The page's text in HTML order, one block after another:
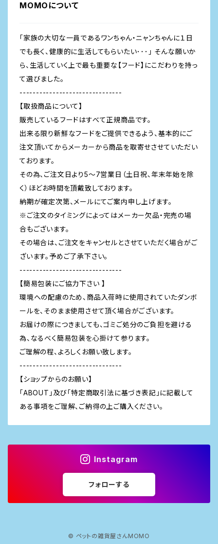
MOMOについて
「家族の大切な一員であるワンちゃん・ニャンちゃんに１日
でも長く、健康的に生活してもらいたい･･･」 そんな願いか
ら、生活していく上で最も重要な【フード】にこだわりを持っ
て選びました。
-------------------------------
【取扱商品について】
販売しているフードはすべて正規商品です。
出来る限り新鮮なフードをご提供できるよう、基本的にご
注文頂いてからメーカーから商品を取寄せさせていただい
ております。
その為、ご注文日より5～7営業日（土日祝、年末年始を除
く）ほどお時間を頂戴致しております。
納期が確定次第、メールにてご案内申し上げます。
※ご注文のタイミングによってはメーカー欠品・完売の場
合もございます。
その場合は、ご注文をキャンセルとさせていただく場合がご
ざいます。予めご了承下さい。
-------------------------------
【簡易包装にご協力下さい 】
環境への配慮のため、商品入荷時に使用されていたダンボ
ールを、そのまま使用させて頂く場合がございます。
お届けの際につきましても、ゴミご処分のご負担を避ける
為、なるべく簡易包装を心掛けて参ります。
ご理解の程、よろしくお願い致します。
-------------------------------
【ショップからのお願い】
「ABOUT」及び「特定商取引法に基づき表記」に記載して
ある事項をご理解、ご納得の上ご購入ください。
Instagram
フォローする
© ペットの雑貨屋さんMOMO